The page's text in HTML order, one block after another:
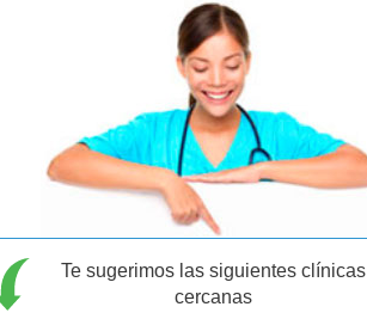
Te sugerimos las siguientes clínicas
cercanas